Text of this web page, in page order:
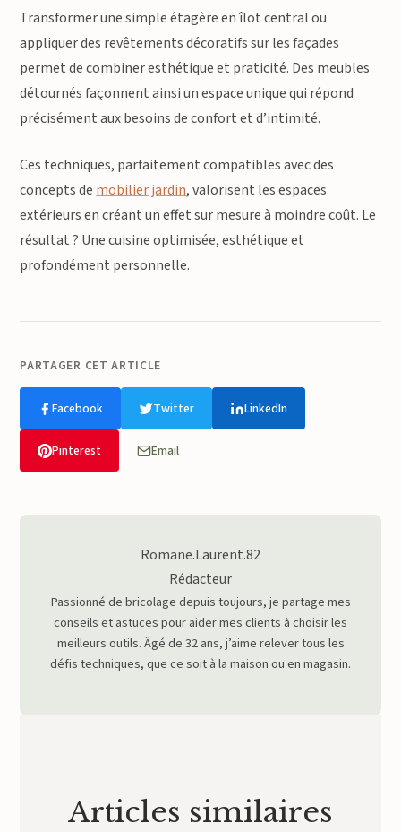
Transformer une simple étagère en îlot central ou
appliquer des revêtements décoratifs sur les façades
permet de combiner esthétique et praticité. Des meubles
détournés façonnent ainsi un espace unique qui répond
précisément aux besoins de confort et d’intimité.
Ces techniques, parfaitement compatibles avec des
concepts de mobilier jardin, valorisent les espaces
extérieurs en créant un effet sur mesure à moindre coût. Le
résultat ? Une cuisine optimisée, esthétique et
profondément personnelle.
PARTAGER CET ARTICLE
Facebook Twitter LinkedIn
Pinterest Email
Romane.Laurent.82
Rédacteur
Passionné de bricolage depuis toujours, je partage mes
conseils et astuces pour aider mes clients à choisir les
meilleurs outils. Âgé de 32 ans, j’aime relever tous les
défis techniques, que ce soit à la maison ou en magasin.
Articles similaires